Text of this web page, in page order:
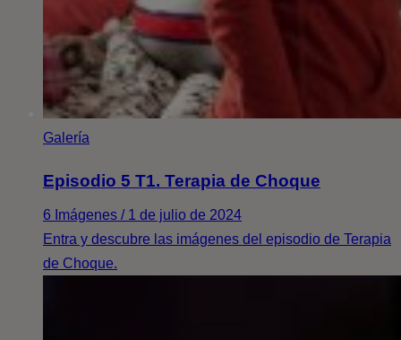
Galería
Episodio 5 T1. Terapia de Choque
6 Imágenes / 1 de julio de 2024
Entra y descubre las imágenes del episodio de Terapia
de Choque.